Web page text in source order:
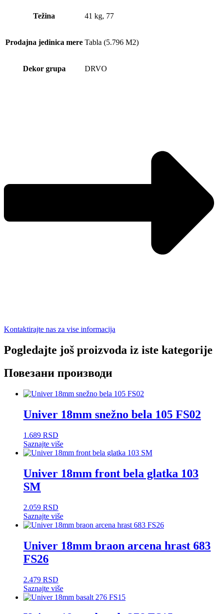
Težina 41 kg, 77
Prodajna jedinica mere Tabla (5.796 M2)
Dekor grupa DRVO
Kontaktirajte nas za vise informacija
Pogledajte još proizvoda iz iste kategorije
Повезани производи
Univer 18mm snežno bela 105 FS02
1.689 RSD
Saznajte više
Univer 18mm front bela glatka 103
SM
2.059 RSD
Saznajte više
Univer 18mm braon arcena hrast 683
FS26
2.479 RSD
Saznajte više